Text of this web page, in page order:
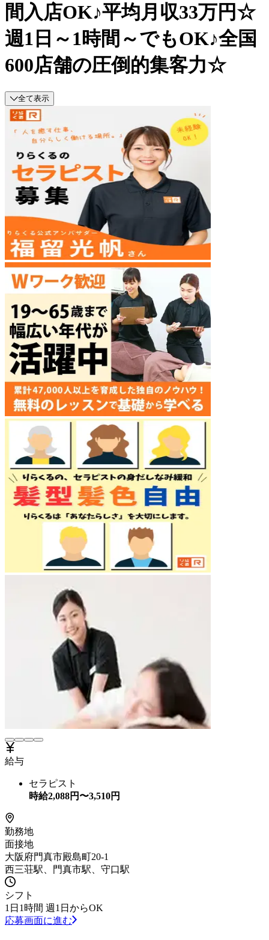
間入店OK♪平均月収33万円☆
週1日～1時間～でもOK♪全国
600店舗の圧倒的集客力☆
全て表示
給与
セラピスト
時給2,088円〜3,510円
勤務地
面接地
大阪府門真市殿島町20-1
西三荘駅、門真市駅、守口駅
シフト
1日1時間 週1日からOK
応募画面に進む